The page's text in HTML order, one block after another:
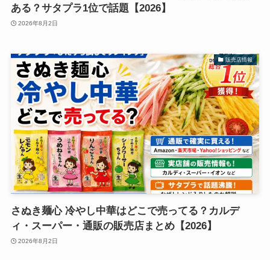
ある？サタプラ1位で話題【2026】
2026年8月2日
販売店情報
さぬき麺心 冷やし中華はどこで売ってる？カルデ
ィ・スーパー・通販の販売店まとめ【2026】
2026年8月2日